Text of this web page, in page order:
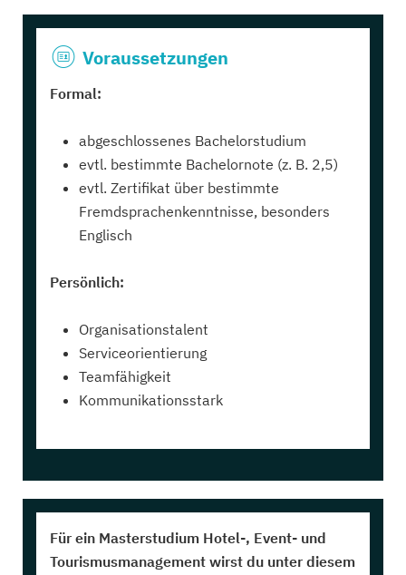
Voraussetzungen
Formal:
abgeschlossenes Bachelorstudium
evtl. bestimmte Bachelornote (z. B. 2,5)
evtl. Zertifikat über bestimmte
Fremdsprachenkenntnisse, besonders
Englisch
Persönlich:
Organisationstalent
Serviceorientierung
Teamfähigkeit
Kommunikationsstark
Für ein Masterstudium Hotel-, Event- und
Tourismusmanagement wirst du unter diesem